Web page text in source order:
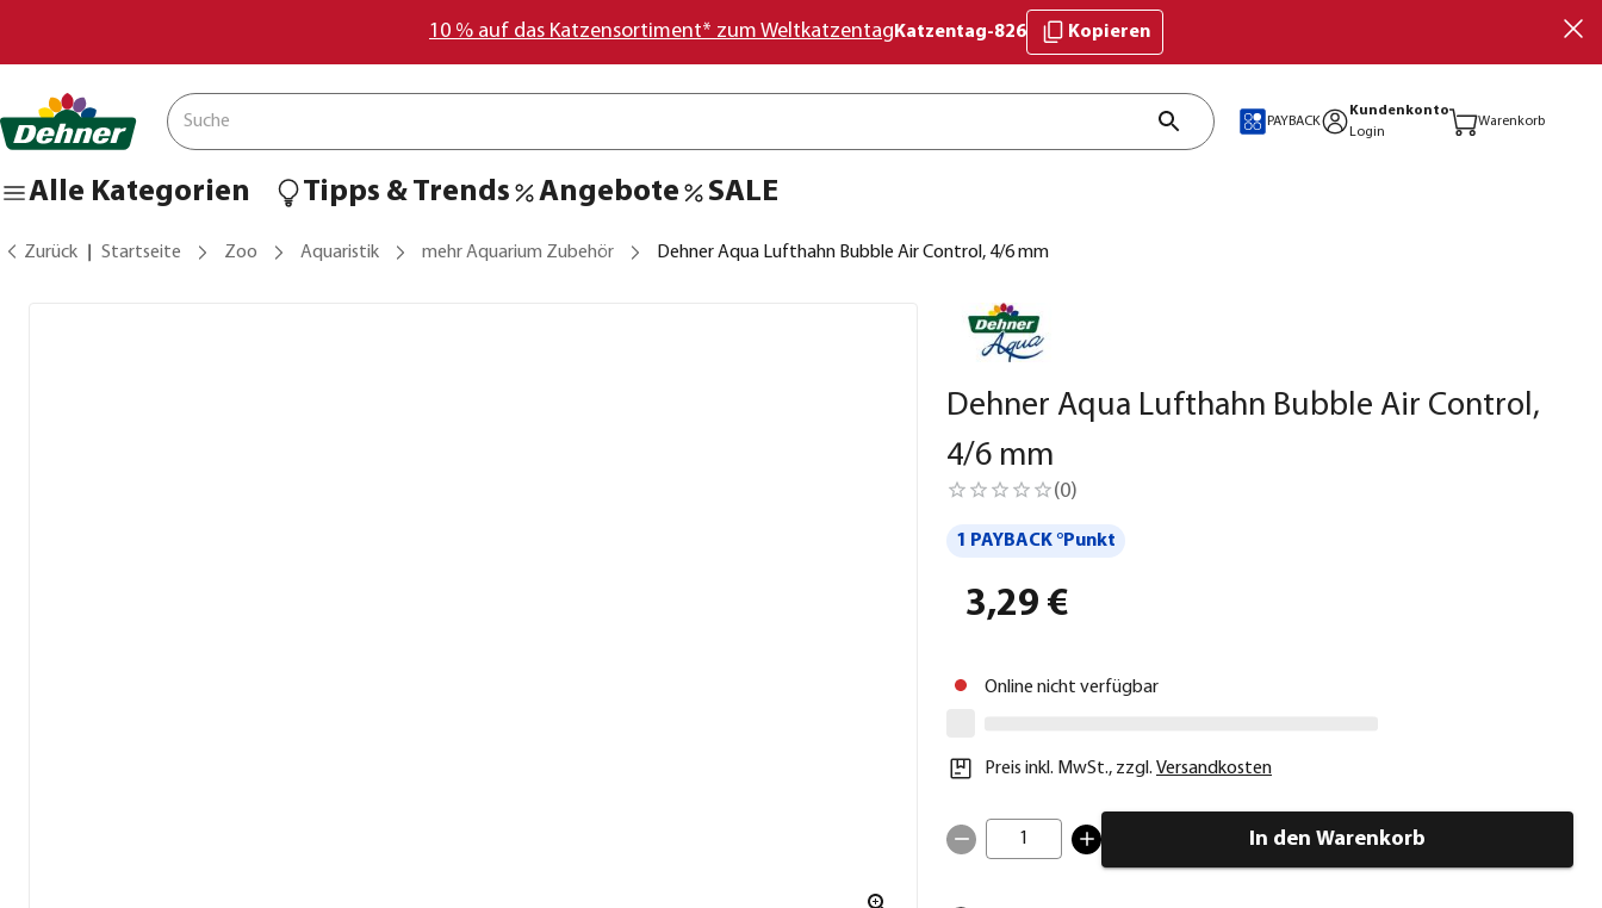
10 % auf das Katzensortiment* zum Weltkatzentag Katzentag-826 Kopieren
PAYBACK
Kundenkonto
Login
Warenkorb
Alle Kategorien Tipps & Trends Angebote SALE
Zurück Startseite Zoo Aquaristik mehr Aquarium Zubehör Dehner Aqua Lufthahn Bubble Air Control, 4/6 mm
Dehner Aqua Lufthahn Bubble Air Control,
4/6 mm
(0)
1 PAYBACK °Punkt
3,29 €
Online nicht verfügbar
Preis inkl. MwSt., zzgl. Versandkosten
1 In den Warenkorb